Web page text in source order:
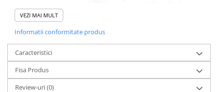
Carcase de schimb
Chei strangere
Conectori si fitinguri
Componente filtre
Furtun
VEZI MAI MULT
Informatii conformitate produs
Caracteristici
Fisa Produs
Review-uri(0)